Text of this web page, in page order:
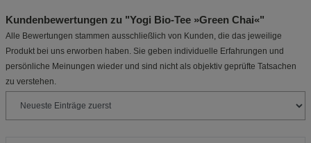
Kundenbewertungen zu "Yogi Bio-Tee »Green Chai«"
Alle Bewertungen stammen ausschließlich von Kunden, die das jeweilige
Produkt bei uns erworben haben. Sie geben individuelle Erfahrungen und
persönliche Meinungen wieder und sind nicht als objektiv geprüfte Tatsachen
zu verstehen.